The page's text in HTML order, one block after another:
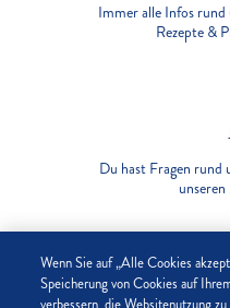
Immer alle Infos
Rezepte &
Du hast Fragen rund
Wenn Sie auf „Alle Cookies
Speicherung von Cookies auf